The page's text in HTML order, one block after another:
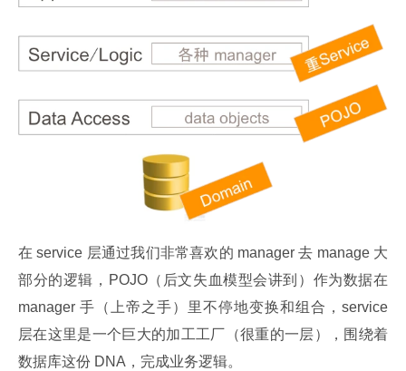
在 service 层通过我们非常喜欢的 manager 去 manage 大
部分的逻辑，POJO（后文失血模型会讲到）作为数据在
manager 手（上帝之手）里不停地变换和组合，service
层在这里是一个巨大的加工工厂（很重的一层），围绕着
数据库这份 DNA，完成业务逻辑。